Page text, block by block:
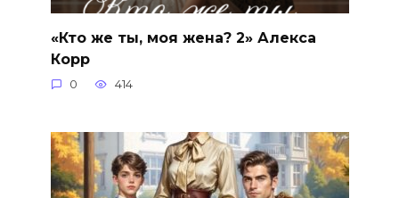
«Кто же ты, моя жена? 2» Алекса
Корр
0 414